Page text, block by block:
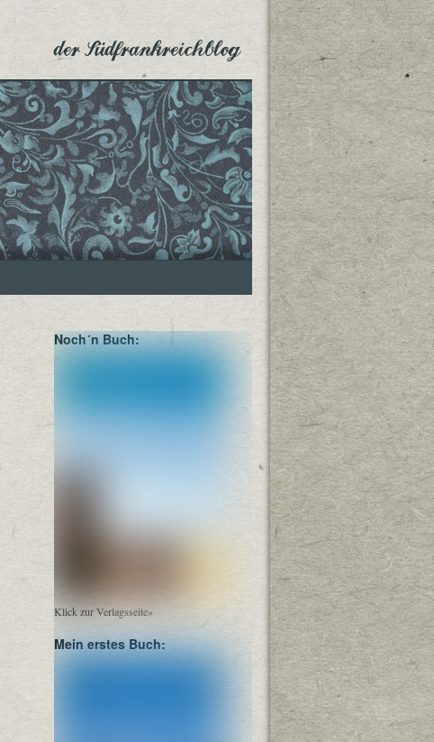
der Südfrankreichblog
Noch´n Buch:
Klick zur Verlagsseite»
Mein erstes Buch: